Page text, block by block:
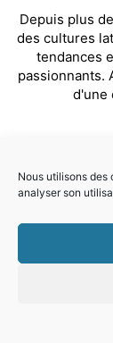
Depuis plus
des cultures
tendances
passionnants.
d'une
Nous utilisons
analyser son